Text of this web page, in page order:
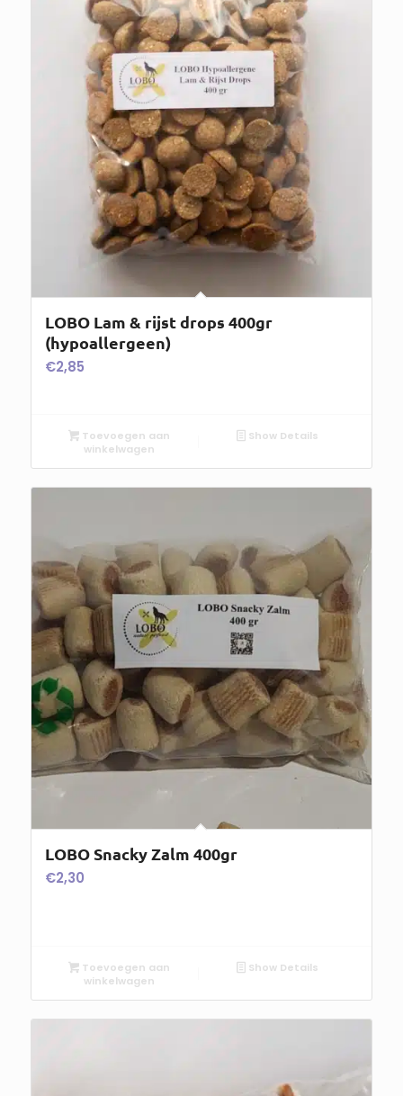
LOBO Lam & rijst drops 400gr
(hypoallergeen)
€2,85
Toevoegen aan
winkelwagen
Show Details
LOBO Snacky Zalm 400gr
€2,30
Toevoegen aan
winkelwagen
Show Details